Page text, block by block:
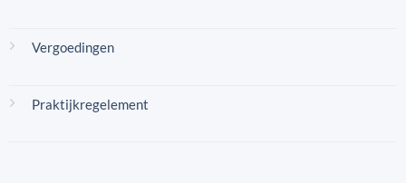
Vergoedingen
Praktijkregelement